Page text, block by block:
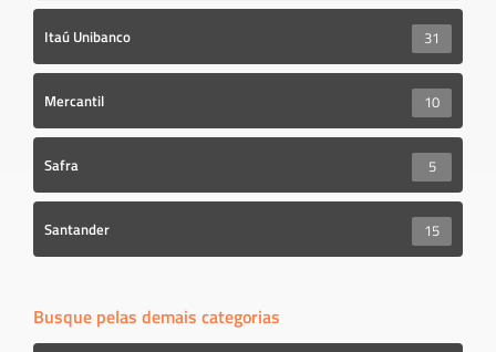
Itaú Unibanco 31
Mercantil 10
Safra 5
Santander 15
Busque pelas demais categorias